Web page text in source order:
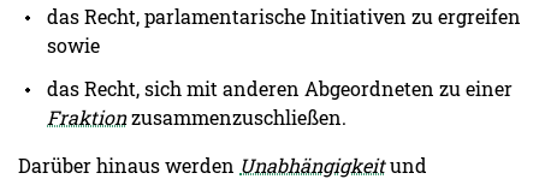
das Recht, parlamentarische Initiativen zu ergreifen
sowie
das Recht, sich mit anderen Abgeordneten zu einer
Fraktionzusammenzuschließen.
Darüber hinaus werden Unabhängigkeitund